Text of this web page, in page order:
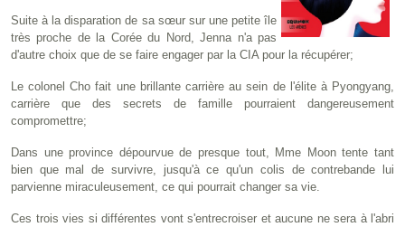
Suite à la disparation de sa sœur sur une petite île
très proche de la Corée du Nord, Jenna n'a pas
d'autre choix que de se faire engager par la CIA pour la récupérer;
Le colonel Cho fait une brillante carrière au sein de l'élite à Pyongyang,
carrière que des secrets de famille pourraient dangereusement
compromettre;
Dans une province dépourvue de presque tout, Mme Moon tente tant
bien que mal de survivre, jusqu'à ce qu'un colis de contrebande lui
parvienne miraculeusement, ce qui pourrait changer sa vie.
Ces trois vies si différentes vont s'entrecroiser et aucune ne sera à l'abri